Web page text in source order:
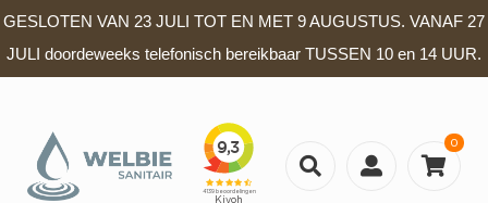
GESLOTEN VAN 23 JULI TOT EN MET 9 AUGUSTUS. VANAF 27
JULI doordeweeks telefonisch bereikbaar TUSSEN 10 en 14 UUR.
0